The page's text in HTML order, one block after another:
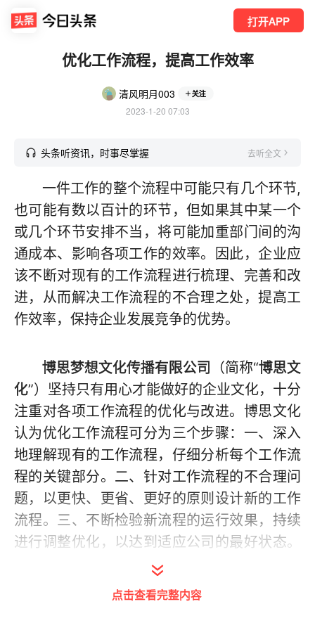
打开APP
优化工作流程，提高工作效率
清风明月003 关注
2023-1-20 07:03
头条听资讯，时事尽掌握 去听全文
一件工作的整个流程中可能只有几个环节,
也可能有数以百计的环节，但如果其中某一个
或几个环节安排不当，将可能加重部门间的沟
通成本、影响各项工作的效率。因此，企业应
该不断对现有的工作流程进行梳理、完善和改
进，从而解决工作流程的不合理之处，提高工
作效率，保持企业发展竞争的优势。
博思梦想文化传播有限公司 （简称“博思文
化”）坚持只有用心才能做好的企业文化，十分
注重对各项工作流程的优化与改进。博思文化
认为优化工作流程可分为三个步骤：一、深入
地理解现有的工作流程，仔细分析每个工作流
程的关键部分。二、针对工作流程的不合理问
题，以更快、更省、更好的原则设计新的工作
流程。三、不断检验新流程的运行效果，持续
进行调整优化，以达到适应公司的最好状态。
通过这三个步骤不断优化工作流程，才能始终
保持工作地协调运作，达到提高工作效率的最
点击查看完整内容